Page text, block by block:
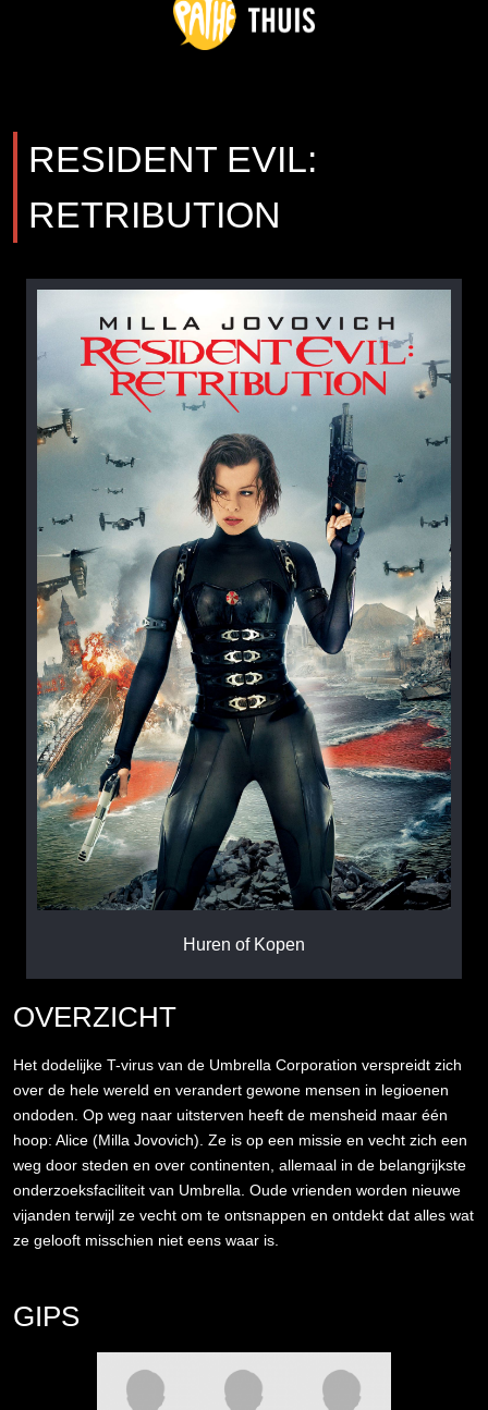
RESIDENT EVIL:
RETRIBUTION
Huren of Kopen
OVERZICHT
Het dodelijke T-virus van de Umbrella Corporation verspreidt zich
over de hele wereld en verandert gewone mensen in legioenen
ondoden. Op weg naar uitsterven heeft de mensheid maar één
hoop: Alice (Milla Jovovich). Ze is op een missie en vecht zich een
weg door steden en over continenten, allemaal in de belangrijkste
onderzoeksfaciliteit van Umbrella. Oude vrienden worden nieuwe
vijanden terwijl ze vecht om te ontsnappen en ontdekt dat alles wat
ze gelooft misschien niet eens waar is.
GIPS